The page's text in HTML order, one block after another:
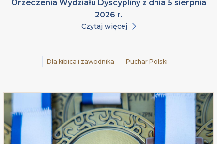
Orzeczenia Wydziału Dyscypliny z dnia 5 sierpnia
2026 r.
Czytaj więcej
Dla kibica i zawodnika Puchar Polski